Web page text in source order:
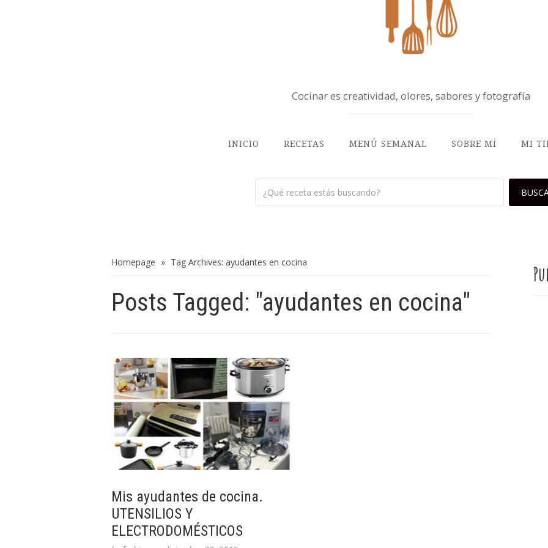
Cocinar es creatividad, olores, sabores y fotografía
INICIO RECETAS MENÚ SEMANAL SOBRE MÍ MI
Homepage » Tag Archives: ayudantes en cocina
Posts Tagged: "ayudantes en cocina"
Mis ayudantes de cocina.
UTENSILIOS Y
ELECTRODOMÉSTICOS